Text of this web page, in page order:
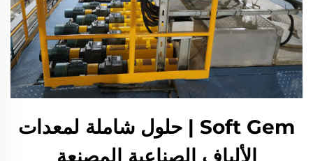
Soft Gem | حلول شاملة لمعدات